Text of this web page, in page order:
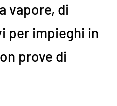
vapore, di
per impieghi in
prove di